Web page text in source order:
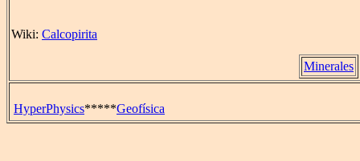
Wiki: Calcopirita
Minerales
HyperPhysics*****Geofísica